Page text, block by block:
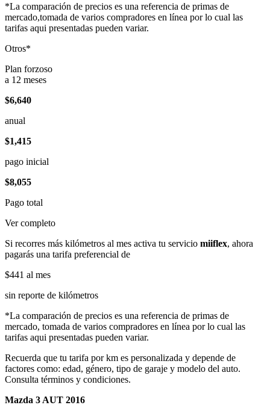
*La comparación de precios es una referencia de primas de
mercado,tomada de varios compradores en línea por lo cual las
tarifas aqui presentadas pueden variar.
Otros*
Plan forzoso
a 12 meses
$6,640
anual
$1,415
pago inicial
$8,055
Pago total
Ver completo
Si recorres más kilómetros al mes activa tu servicio miiflex, ahora
pagarás una tarifa preferencial de
$441 al mes
sin reporte de kilómetros
*La comparación de precios es una referencia de primas de
mercado, tomada de varios compradores en línea por lo cual las
tarifas aqui presentadas pueden variar.
Recuerda que tu tarifa por km es personalizada y depende de
factores como: edad, género, tipo de garaje y modelo del auto.
Consulta términos y condiciones.
Mazda 3 AUT 2016